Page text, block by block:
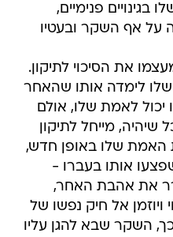
בגינויים פנימיים,
על אף השקר ובעטיו
את הסיכוי לתיקון.
לימדה אותו שהאחר
יכול לאמת שלו, אולם
שיהיה, מייחל לתיקון
שלו באופן חדש,
אותו בעברו -
את אהבת האחר,
ויוזמן אל חיק נפשו של
השקר שבא להגן עליו